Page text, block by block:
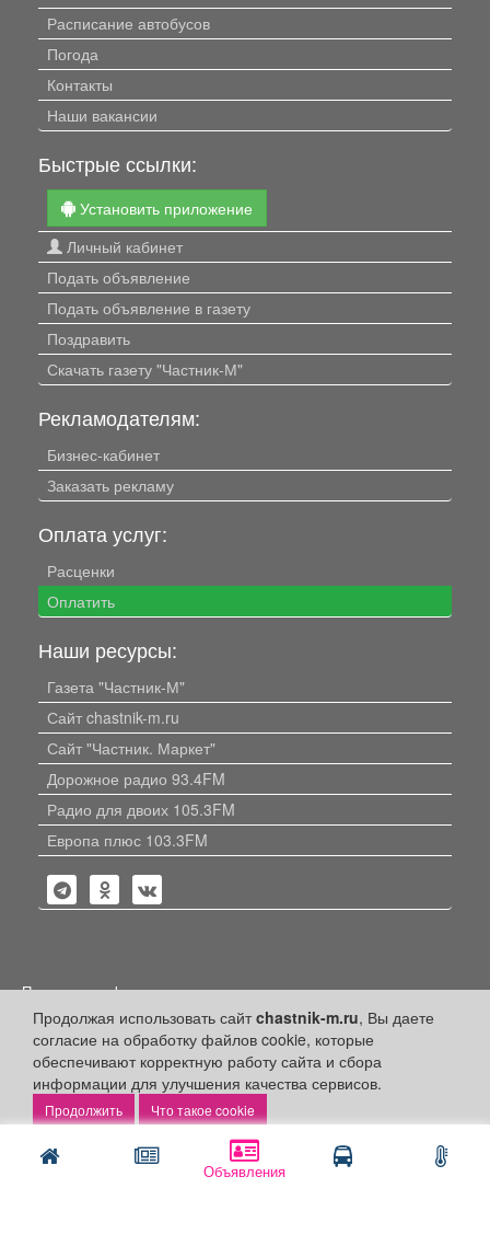
Объявления
Продолжая использовать сайтchastnik-m.ru, Вы даете
согласие на обработку файлов cookie, которые
обеспечивают корректную работу сайта и сбора
информации для улучшения качества сервисов.
Что такое cookie
Расписание автобусов
Погода
Контакты
Наши вакансии
Быстрые ссылки:
Установить приложение
Личный кабинет
Подать объявление
Подать объявление в газету
Поздравить
Скачать газету "Частник-М"
Рекламодателям:
Бизнес-кабинет
Заказать рекламу
Оплата услуг:
Расценки
Оплатить
Наши ресурсы:
Газета "Частник-М"
Сайт chastnik-m.ru
Сайт "Частник. Маркет"
Дорожное радио 93.4FM
Радио для двоих 105.3FM
Европа плюс 103.3FM
Политика конфиденциальности
Публикации с пометкой «Реклама», «На правах рекламы»,
«Партнёрский проект» оплачены рекламодателем.
Редакция сайта не несет ответственности за достоверность
информации, содержащейся в рекламных материалах и
объявлениях.
ООО "Частник-М"